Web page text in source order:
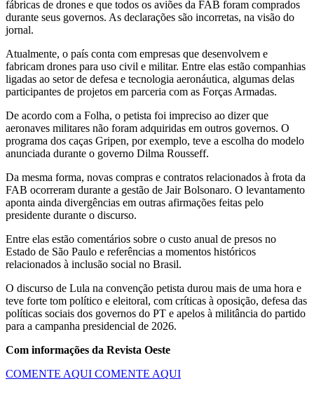
fábricas de drones e que todos os aviões da FAB foram comprados
durante seus governos. As declarações são incorretas, na visão do
jornal.
Atualmente, o país conta com empresas que desenvolvem e
fabricam drones para uso civil e militar. Entre elas estão companhias
ligadas ao setor de defesa e tecnologia aeronáutica, algumas delas
participantes de projetos em parceria com as Forças Armadas.
De acordo com a Folha, o petista foi impreciso ao dizer que
aeronaves militares não foram adquiridas em outros governos. O
programa dos caças Gripen, por exemplo, teve a escolha do modelo
anunciada durante o governo Dilma Rousseff.
Da mesma forma, novas compras e contratos relacionados à frota da
FAB ocorreram durante a gestão de Jair Bolsonaro. O levantamento
aponta ainda divergências em outras afirmações feitas pelo
presidente durante o discurso.
Entre elas estão comentários sobre o custo anual de presos no
Estado de São Paulo e referências a momentos históricos
relacionados à inclusão social no Brasil.
O discurso de Lula na convenção petista durou mais de uma hora e
teve forte tom político e eleitoral, com críticas à oposição, defesa das
políticas sociais dos governos do PT e apelos à militância do partido
para a campanha presidencial de 2026.
Com informações da Revista Oeste
COMENTE AQUI COMENTE AQUI